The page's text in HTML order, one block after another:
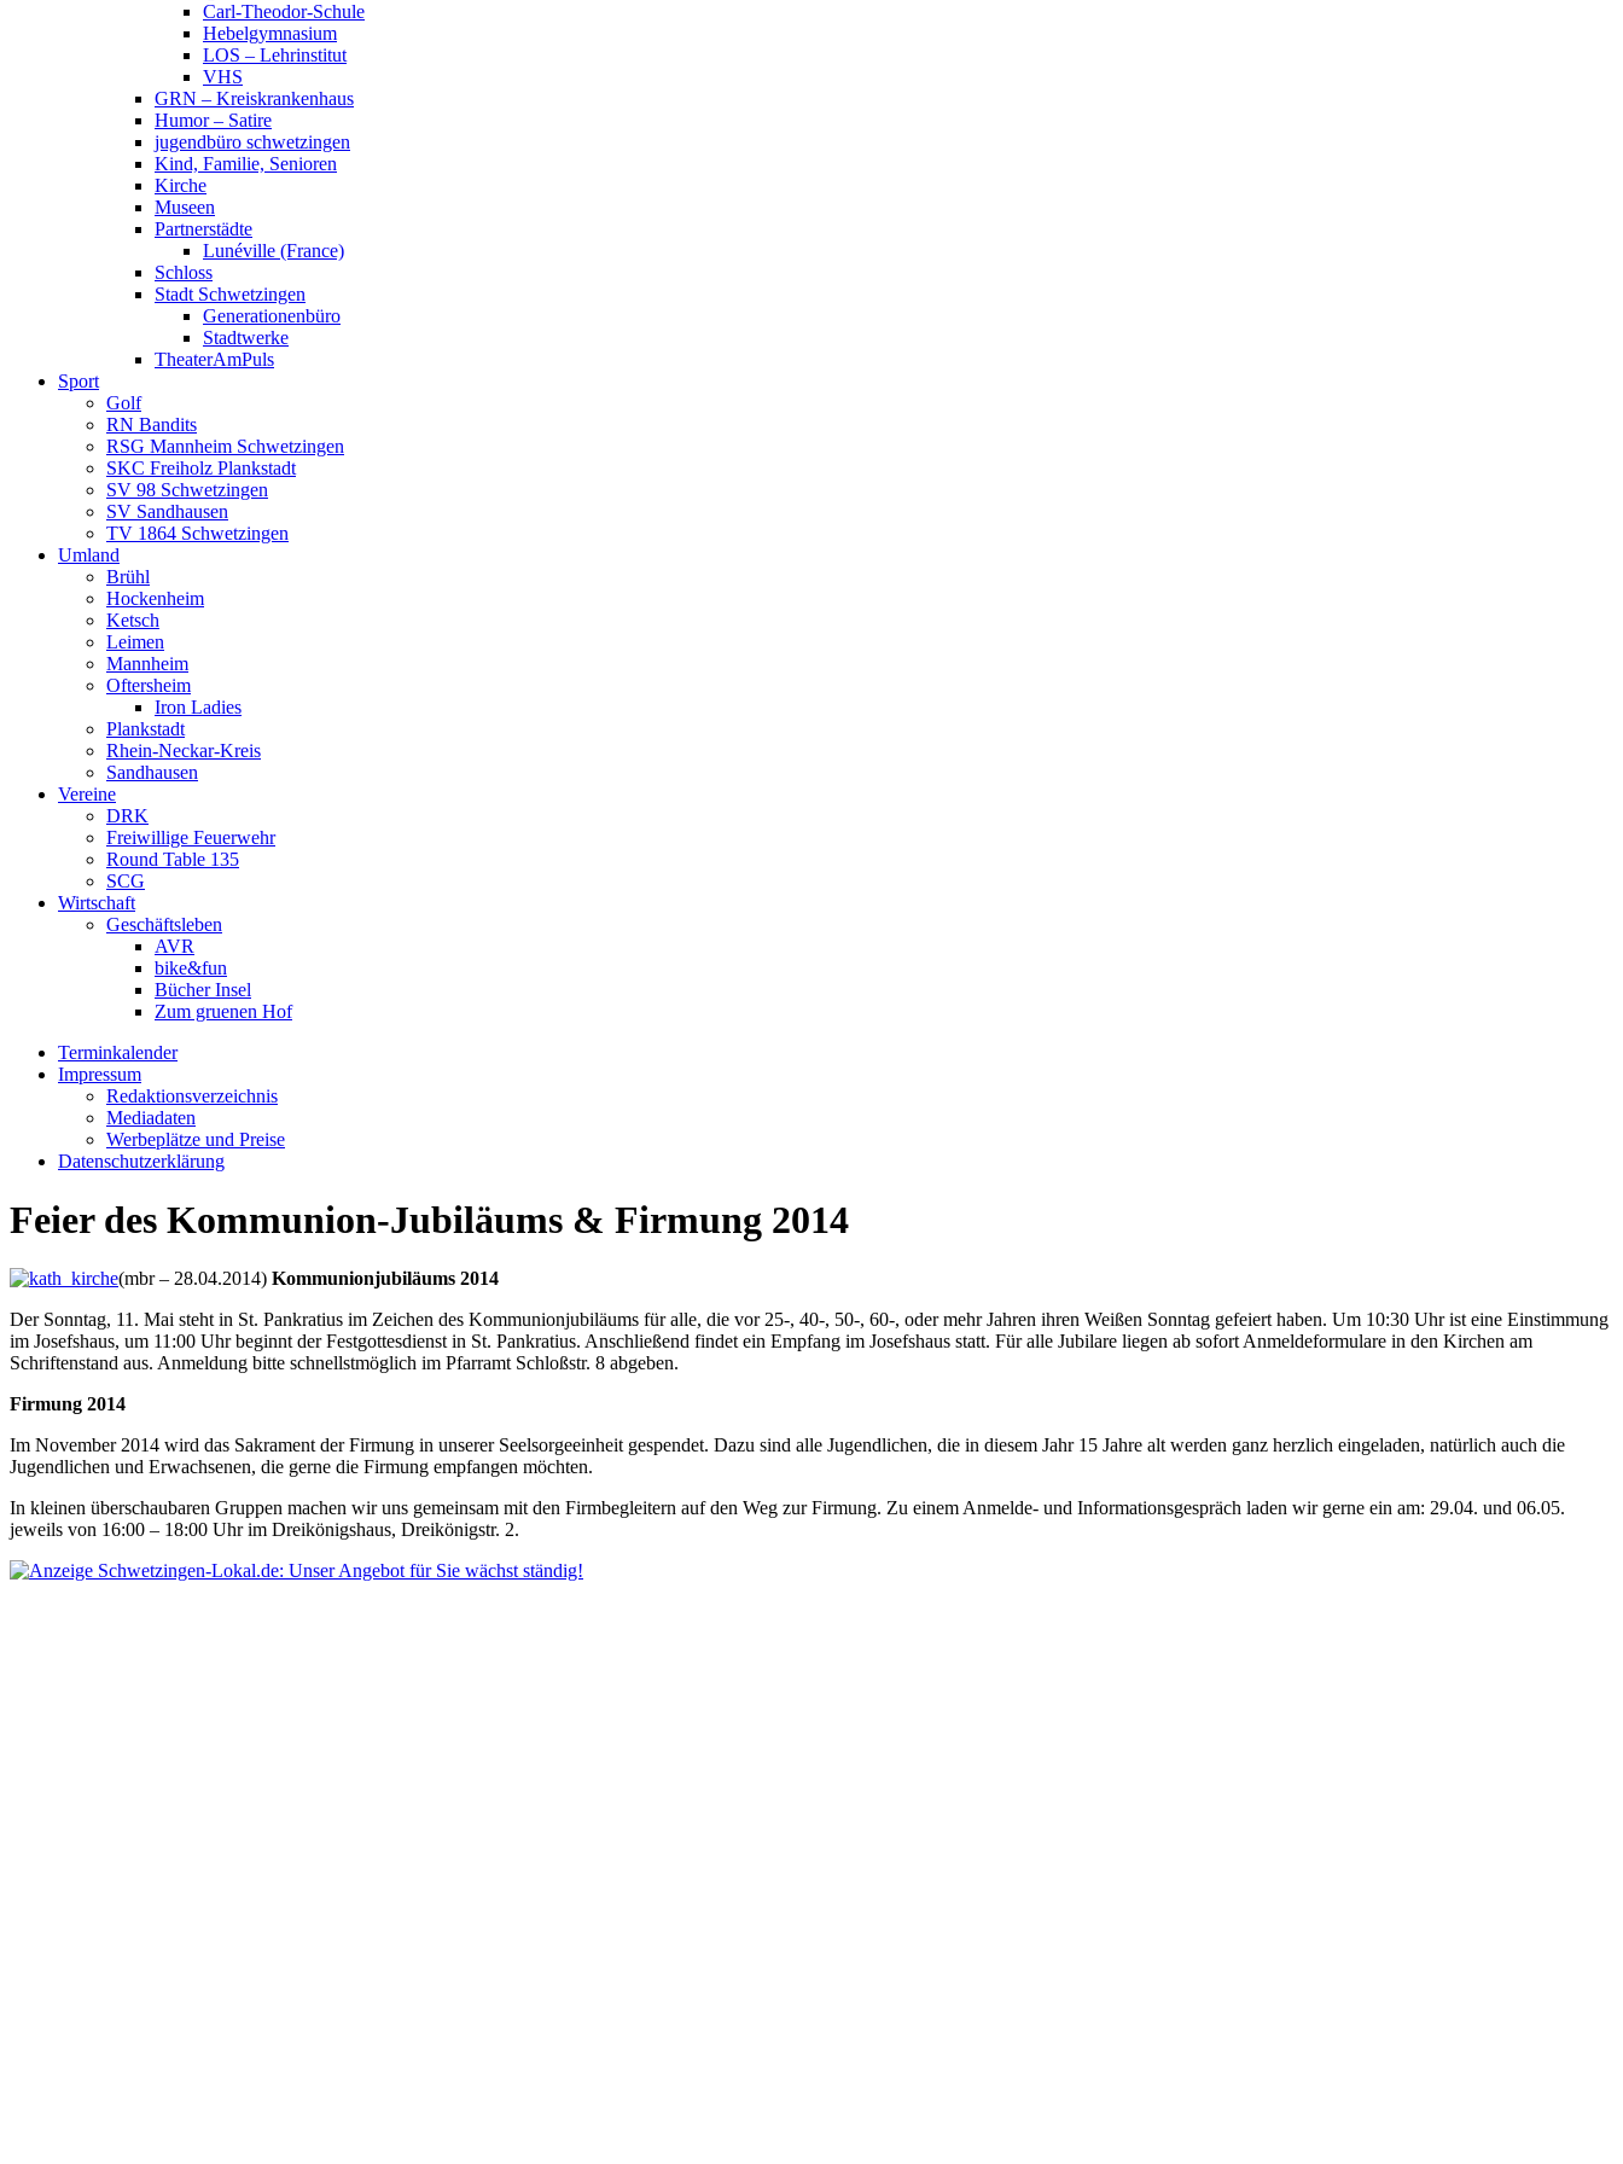
Carl-Theodor-Schule
Hebelgymnasium
LOS – Lehrinstitut
VHS
GRN – Kreiskrankenhaus
Humor – Satire
jugendbüro schwetzingen
Kind, Familie, Senioren
Kirche
Museen
Partnerstädte
Lunéville (France)
Schloss
Stadt Schwetzingen
Generationenbüro
Stadtwerke
TheaterAmPuls
Sport
Golf
RN Bandits
RSG Mannheim Schwetzingen
SKC Freiholz Plankstadt
SV 98 Schwetzingen
SV Sandhausen
TV 1864 Schwetzingen
Umland
Brühl
Hockenheim
Ketsch
Leimen
Mannheim
Oftersheim
Iron Ladies
Plankstadt
Rhein-Neckar-Kreis
Sandhausen
Vereine
DRK
Freiwillige Feuerwehr
Round Table 135
SCG
Wirtschaft
Geschäftsleben
AVR
bike&fun
Bücher Insel
Zum gruenen Hof
Terminkalender
Impressum
Redaktionsverzeichnis
Mediadaten
Werbeplätze und Preise
Datenschutzerklärung
Feier des Kommunion-Jubiläums & Firmung 2014
(mbr – 28.04.2014) Kommunionjubiläums 2014
Der Sonntag, 11. Mai steht in St. Pankratius im Zeichen des Kommunionjubiläums für alle, die vor 25-, 40-, 50-, 60-, oder mehr Jahren ihren Weißen Sonntag gefeiert haben. Um 10:30 Uhr ist eine Einstimmung
im Josefshaus, um 11:00 Uhr beginnt der Festgottesdienst in St. Pankratius. Anschließend findet ein Empfang im Josefshaus statt. Für alle Jubilare liegen ab sofort Anmeldeformulare in den Kirchen am
Schriftenstand aus. Anmeldung bitte schnellstmöglich im Pfarramt Schloßstr. 8 abgeben.
Firmung 2014
Im November 2014 wird das Sakrament der Firmung in unserer Seelsorgeeinheit gespendet. Dazu sind alle Jugendlichen, die in diesem Jahr 15 Jahre alt werden ganz herzlich eingeladen, natürlich auch die
Jugendlichen und Erwachsenen, die gerne die Firmung empfangen möchten.
In kleinen überschaubaren Gruppen machen wir uns gemeinsam mit den Firmbegleitern auf den Weg zur Firmung. Zu einem Anmelde- und Informationsgespräch laden wir gerne ein am: 29.04. und 06.05.
jeweils von 16:00 – 18:00 Uhr im Dreikönigshaus, Dreikönigstr. 2.